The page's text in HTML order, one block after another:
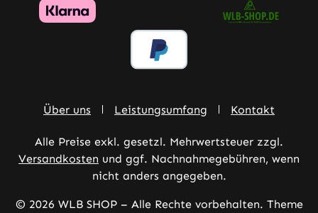
Über uns Leistungsumfang Kontakt
Alle Preise exkl. gesetzl. Mehrwertsteuer zzgl.
Versandkosten und ggf. Nachnahmegebühren, wenn
nicht anders angegeben.
© 2026 WLB SHOP – Alle Rechte vorbehalten. Theme